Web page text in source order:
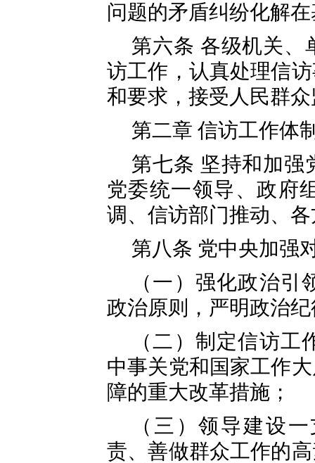
问题的矛盾纠纷化解
第六条 各级机关、
访工作，认真处理信
和要求，接受人民群
第二章 信访工作体
第七条 坚持和加强
党委统一领导、政府
调、信访部门推动、
第八条 党中央加强
（一）强化政治
政治原则，严明政治
（二）制定信访
中事关党和国家工作
障的重大改革措施；
（三）领导建设
责、善做群众工作的